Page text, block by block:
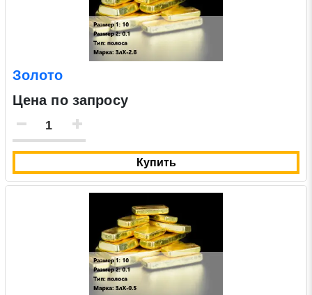
Поиск
Золото
Цена по запросу
Купить
Заявка на обратный звонок
Закрыть